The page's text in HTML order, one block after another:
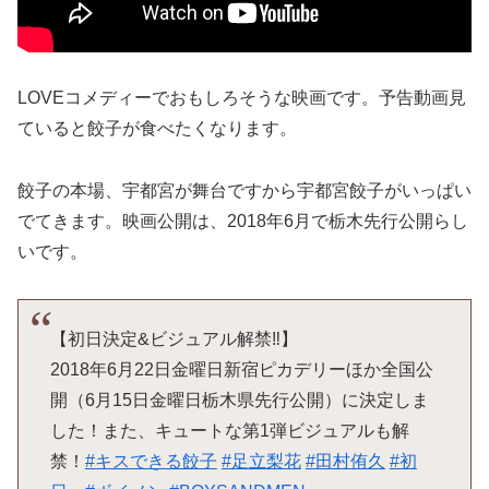
LOVEコメディーでおもしろそうな映画です。予告動画見
ていると餃子が食べたくなります。
餃子の本場、宇都宮が舞台ですから宇都宮餃子がいっぱい
でてきます。映画公開は、2018年6月で栃木先行公開らし
いです。
【初日決定&ビジュアル解禁‼︎】
2018年6月22日金曜日新宿ピカデリーほか全国公
開（6月15日金曜日栃木県先行公開）に決定しま
した！また、キュートな第1弾ビジュアルも解
禁！ #キスできる餃子 #足立梨花 #田村侑久 #初